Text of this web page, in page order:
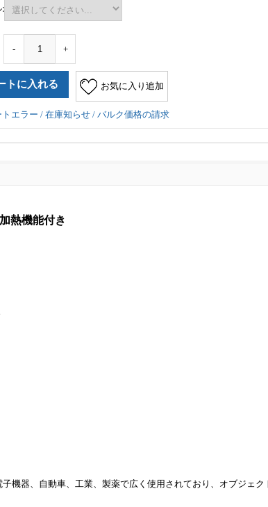
- +
お気に入り追加
トエラー / 在庫知らせ / バルク価格の請求
熱機能付き
機器、自動車、工業、製薬で広く使用されており、オブジェク